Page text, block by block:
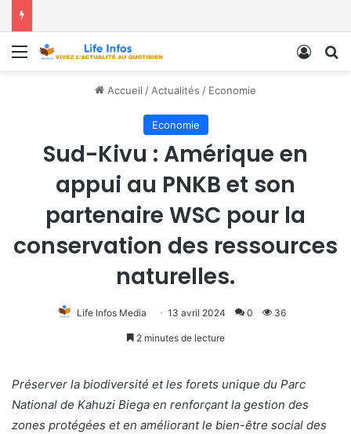
Menu
Accueil / Actualités / Economie
Economie
Sud-Kivu : Amérique en
appui au PNKB et son
partenaire WSC pour la
conservation des ressources
naturelles.
Life Infos Media 13 avril 2024 0 36
2 minutes de lecture
Préserver la biodiversité et les forets unique du Parc
National de Kahuzi Biega en renforçant la gestion des
zones protégées et en améliorant le bien-être social des